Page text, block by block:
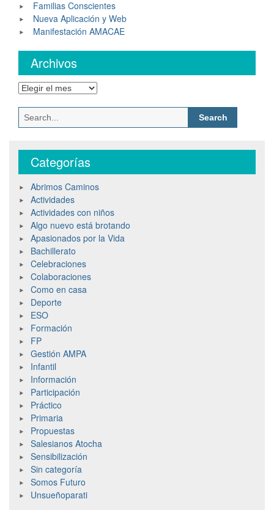
Familias Conscientes
Nueva Aplicación y Web
Manifestación AMACAE
Archivos
Categorías
Abrimos Caminos
Actividades
Actividades con niños
Algo nuevo está brotando
Apasionados por la Vida
Bachillerato
Celebraciones
Colaboraciones
Como en casa
Deporte
ESO
Formación
FP
Gestión AMPA
Infantil
Información
Participación
Práctico
Primaria
Propuestas
Salesianos Atocha
Sensibilización
Sin categoría
Somos Futuro
Unsueñoparati